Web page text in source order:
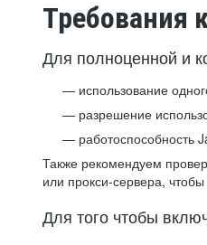
Требования
Для полноценной и
использование
разрешение
работоспособность
Также рекомендуем
или прокси-сервера,
Для того чтобы